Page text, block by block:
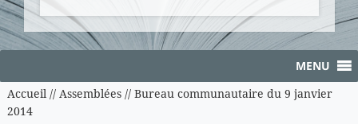
MENU
Accueil// Assemblées// Bureau communautaire du 9 janvier
2014